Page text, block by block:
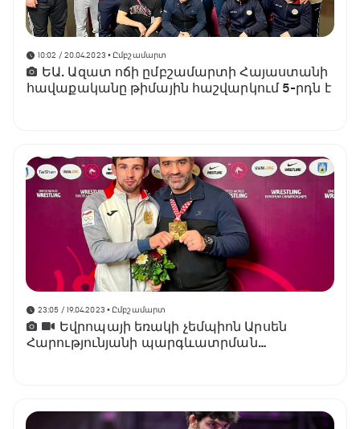
10:02 / 20.04.2023 • Ըմբշամարտ
ԵԱ. Ազատ ոճի ըմբշամարտի Հայաստանի
հավաքականը թիմային հաշվարկում 5-րդն է
23:05 / 19.04.2023 • Ըմբշամարտ
Եվրոպայի եռակի չեմպիոն Արսեն
Հարությունյանի պարգևատրման